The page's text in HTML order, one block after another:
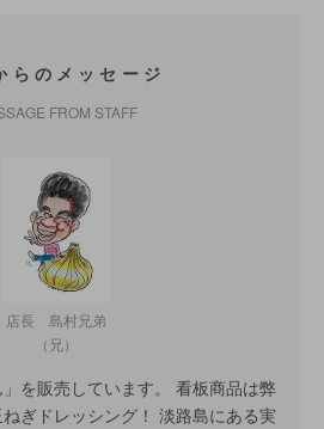
らのメッセージ
FROM STAFF
店長 島村兄弟
（兄）
を販売しています。 看板商品は弊
ぎドレッシング！ 淡路島にある実